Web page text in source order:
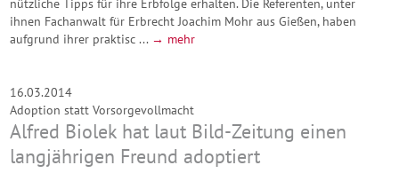
ihnen Fachanwalt für Erbrecht Joachim Mohr aus Gießen, haben
aufgrund ihrer praktisc ... → mehr
16.03.2014
Adoption statt Vorsorgevollmacht
Alfred Biolek hat laut Bild-Zeitung einen
langjährigen Freund adoptiert